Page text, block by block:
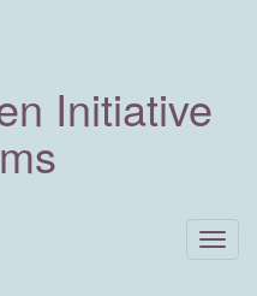
Initiative